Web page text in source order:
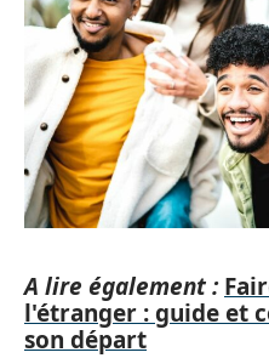
A lire également :
l'étranger : guide et
son départ